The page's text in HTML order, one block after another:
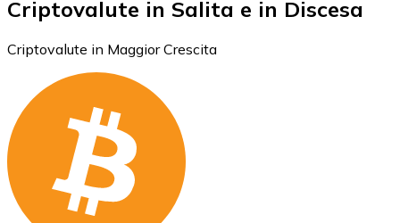
Criptovalute in Salita e in Discesa
Criptovalute in Maggior Crescita